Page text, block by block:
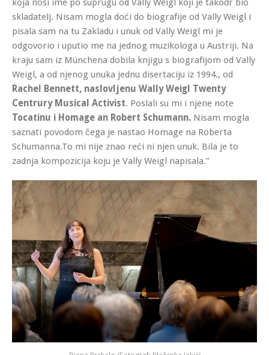
koja nosi ime po suprugu od Vally Weigl koji je takođr bio
skladatelj. Nisam mogla doći do biografije od Vally Weigl i
pisala sam na tu Zakladu i unuk od Vally Weigl mi je
odgovorio i uputio me na jednog muzikologa u Austriji. Na
kraju sam iz Münchena dobila knjigu s biografijom od Vally
Weigl, a od njenog unuka jednu disertaciju iz 1994., od
Rachel Bennett, naslovljenu Wally Weigl Twenty
Centrury Musical Activist. Poslali su mi i njene note
Tocatinu i Homage an Robert Schumann. Nisam mogla
saznati povodom čega je nastao Homage na Roberta
Schumanna.To mi nije znao reći ni njen unuk. Bila je to
zadnja kompozicija koju je Vally Weigl napisala.”